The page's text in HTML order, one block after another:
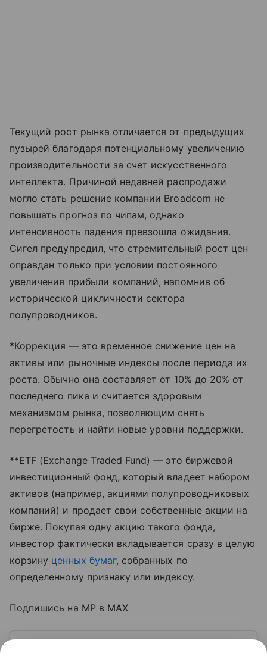
Текущий рост рынка отличается от предыдущих
пузырей благодаря потенциальному увеличению
производительности за счет искусственного
интеллекта. Причиной недавней распродажи
могло стать решение компании Broadcom не
повышать прогноз по чипам, однако
интенсивность падения превзошла ожидания.
Сигел предупредил, что стремительный рост цен
оправдан только при условии постоянного
увеличения прибыли компаний, напомнив об
исторической цикличности сектора
полупроводников.
*Коррекция — это временное снижение цен на
активы или рыночные индексы после периода их
роста. Обычно она составляет от 10% до 20% от
последнего пика и считается здоровым
механизмом рынка, позволяющим снять
перегретость и найти новые уровни поддержки.
**ETF (Exchange Traded Fund) — это биржевой
инвестиционный фонд, который владеет набором
активов (например, акциями полупроводниковых
компаний) и продает свои собственные акции на
бирже. Покупая одну акцию такого фонда,
инвестор фактически вкладывается сразу в целую
корзину ценных бумаг, собранных по
определенному признаку или индексу.
Подпишись на MP в MAX